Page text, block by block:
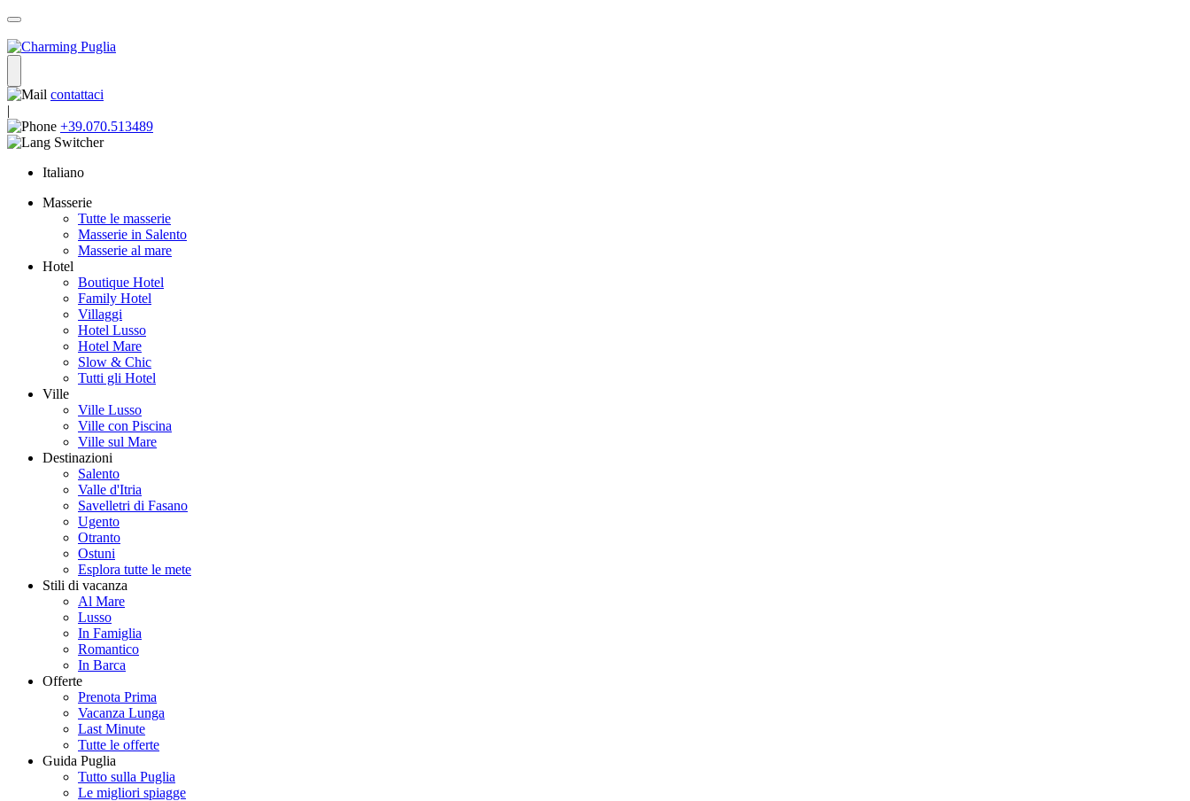
contattaci
|
+39.070.513489
Italiano
Masserie
Tutte le masserie
Masserie in Salento
Masserie al mare
Hotel
Boutique Hotel
Family Hotel
Villaggi
Hotel Lusso
Hotel Mare
Slow & Chic
Tutti gli Hotel
Ville
Ville Lusso
Ville con Piscina
Ville sul Mare
Destinazioni
Salento
Valle d'Itria
Savelletri di Fasano
Ugento
Otranto
Ostuni
Esplora tutte le mete
Stili di vacanza
Al Mare
Lusso
In Famiglia
Romantico
In Barca
Offerte
Prenota Prima
Vacanza Lunga
Last Minute
Tutte le offerte
Guida Puglia
Tutto sulla Puglia
Le migliori spiagge